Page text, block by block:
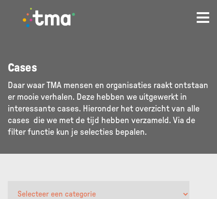
TMA - Unieke talenten vinden en (ver)binden
Cases
Daar waar TMA mensen en organisaties raakt ontstaan
er mooie verhalen. Deze hebben we uitgewerkt in
interessante cases. Hieronder het overzicht van alle
cases die we met de tijd hebben verzameld. Via de
filter functie kun je selecties bepalen.